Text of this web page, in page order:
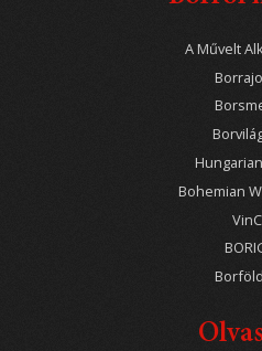
A Művelt
Bohemian